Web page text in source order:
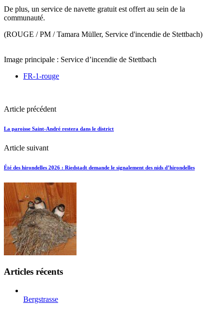
De plus, un service de navette gratuit est offert au sein de la
communauté.
(ROUGE / PM / Tamara Müller, Service d'incendie de Stettbach)
Image principale : Service d’incendie de Stettbach
FR-1-rouge
Article précédent
La paroisse Saint-André restera dans le district
Article suivant
Été des hirondelles 2026 : Riedstadt demande le signalement des nids d’hirondelles
Articles récents
Bergstrasse